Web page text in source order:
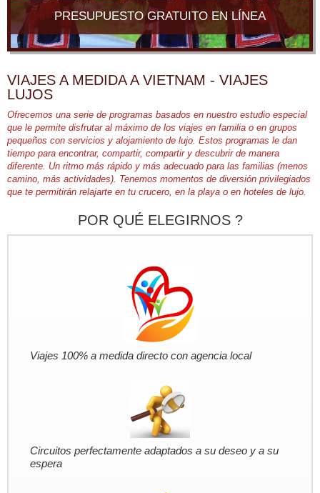
PRESUPUESTO GRATUITO EN LÍNEA
VIAJES A MEDIDA A VIETNAM - VIAJES
LUJOS
Ofrecemos una serie de programas basados ​​en nuestro estudio especial
que le permite disfrutar al máximo de los viajes en familia o en grupos
pequeños con servicios y alojamiento de lujo. Estos programas le dan
tiempo para encontrar, compartir, compartir y descubrir de manera
diferente. Un ritmo más rápido y más adecuado para las familias (menos
camino, más actividades). Tenemos momentos de diversión privilegiados
que te permitirán relajarte en tu crucero, en la playa o en hoteles de lujo.
POR QUÉ ELEGIRNOS ?
Viajes 100% a medida directo con agencia local
Circuitos perfectamente adaptados a su deseo y a su
espera